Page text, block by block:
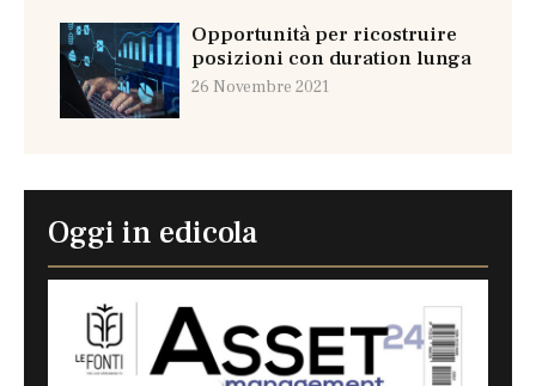
Opportunità per ricostruire
posizioni con duration lunga
26 Novembre 2021
Oggi in edicola